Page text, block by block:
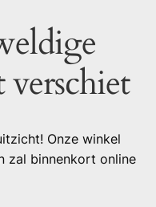
Onze winkel
zal binnenkort online